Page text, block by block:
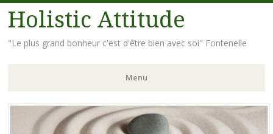
Holistic Attitude
"Le plus grand bonheur c'est d'être bien avec soi" Fontenelle
Menu
Aller